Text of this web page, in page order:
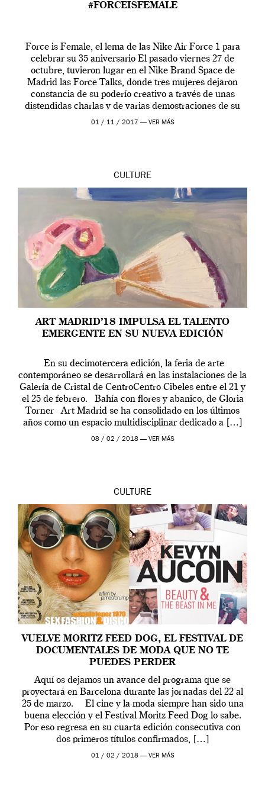
#FORCEISFEMALE
Force is Female, el lema de las Nike Air Force 1 para
celebrar su 35 aniversario El pasado viernes 27 de
octubre, tuvieron lugar en el Nike Brand Space de
Madrid las Force Talks, donde tres mujeres dejaron
constancia de su poderío creativo a través de unas
distendidas charlas y de varias demostraciones de su
[…]
01 / 11 / 2017 — VER MÁS
CULTURE
ART MADRID’18 IMPULSA EL TALENTO
EMERGENTE EN SU NUEVA EDICIÓN
En su decimotercera edición, la feria de arte
contemporáneo se desarrollará en las instalaciones de la
Galería de Cristal de CentroCentro Cibeles entre el 21 y
el 25 de febrero. Bahía con flores y abanico, de Gloria
Torner Art Madrid se ha consolidado en los últimos
años como un espacio multidisciplinar dedicado a […]
08 / 02 / 2018 — VER MÁS
CULTURE
VUELVE MORITZ FEED DOG, EL FESTIVAL DE
DOCUMENTALES DE MODA QUE NO TE
PUEDES PERDER
Aquí os dejamos un avance del programa que se
proyectará en Barcelona durante las jornadas del 22 al
25 de marzo. El cine y la moda siempre han sido una
buena elección y el Festival Moritz Feed Dog lo sabe.
Por eso regresa en su cuarta edición consecutiva con
dos primeros títulos confirmados, […]
01 / 02 / 2018 — VER MÁS